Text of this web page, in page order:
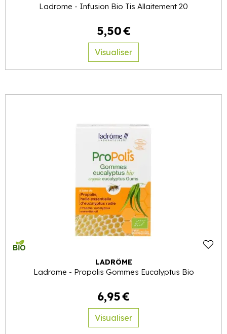
Ladrome - Infusion Bio Tis Allaitement 20
5,50€
Visualiser
LADRÔME
Ladrome - Propolis Gommes Eucalyptus Bio
6,95€
Visualiser